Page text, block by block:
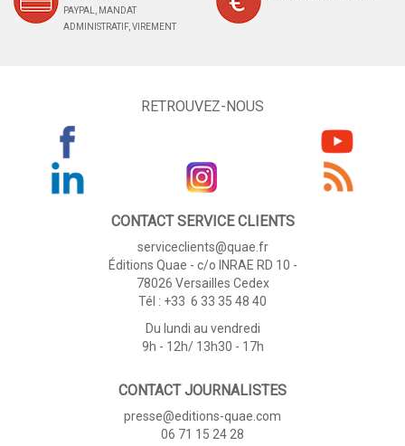
PAYPAL, MANDAT
ADMINISTRATIF, VIREMENT
RETROUVEZ-NOUS
CONTACT SERVICE CLIENTS
serviceclients@quae.fr
Éditions Quae - c/o INRAE RD 10 -
78026 Versailles Cedex
Tél : +33 6 33 35 48 40
Du lundi au vendredi
9h - 12h/ 13h30 - 17h
CONTACT JOURNALISTES
presse@editions-quae.com
06 71 15 24 28